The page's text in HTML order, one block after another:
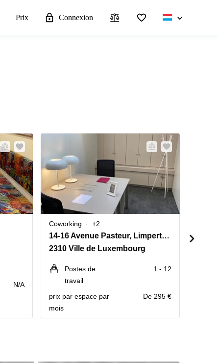
Prix Connexion
N/A
Coworking +2
14-16 Avenue Pasteur, Limpertsberg
2310 Ville de Luxembourg
Postes de
travail
1 - 12
prix par espace par
mois
De 295 €